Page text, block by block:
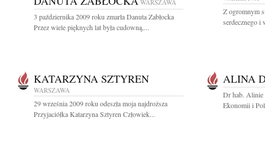
WARSZAWA
3 października 2009 roku zmarła Danuta Zabłocka
Przez wiele pięknych lat była cudowną,...
Z ogromnym
serdecznego i
KATARZYNA SZTYREN
WARSZAWA
29 września 2009 roku odeszła moja najdroższa
Przyjaciółka Katarzyna Sztyren Człowiek...
ALINA
Dr hab.
Ekonomii i